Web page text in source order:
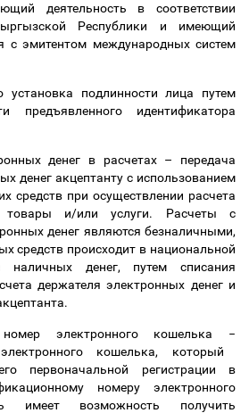
деятельность в соответствии
Республики и имеющий
с эмитентом международных систем
установка подлинности лица путем
предъявленного идентификатора
денег в расчетах – передача
денег акцептанту с использованием
средств при осуществлении расчета
товары и/или услуги. Расчеты с
денег являются безналичными,
средств происходит в национальной
наличных денег, путем списания
держателя электронных денег и
номер электронного кошелька −
кошелька, который
первоначальной регистрации в
номеру электронного
имеет возможность получить